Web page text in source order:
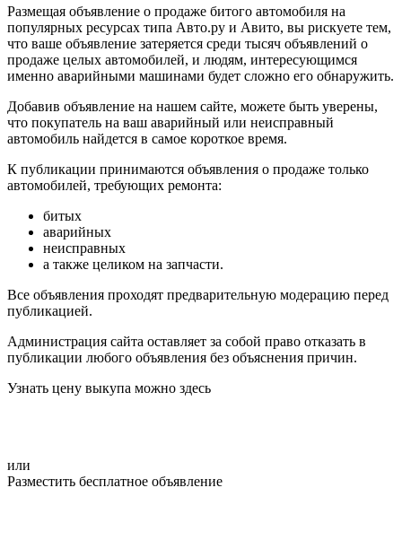
Размещая объявление о продаже битого автомобиля на
популярных ресурсах типа Авто.ру и Авито, вы рискуете тем,
что ваше объявление затеряется среди тысяч объявлений о
продаже целых автомобилей, и людям, интересующимся
именно аварийными машинами будет сложно его обнаружить.
Добавив объявление на нашем сайте, можете быть уверены,
что покупатель на ваш аварийный или неисправный
автомобиль найдется в самое короткое время.
К публикации принимаются объявления о продаже только
автомобилей, требующих ремонта:
битых
аварийных
неисправных
а также целиком на запчасти.
Все объявления проходят предварительную модерацию перед
публикацией.
Администрация сайта оставляет за собой право отказать в
публикации любого объявления без объяснения причин.
Узнать цену выкупа можно здесь
или
Разместить бесплатное объявление